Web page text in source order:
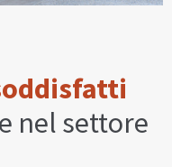
nel settore